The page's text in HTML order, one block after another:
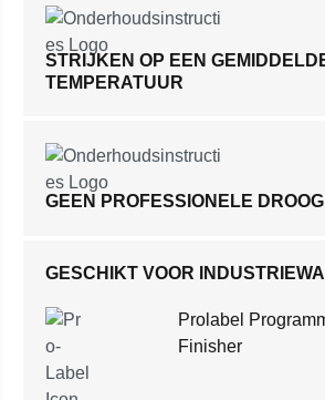
STRIJKEN OP EEN
TEMPERATUUR
GEEN PROFESSIONELE
GESCHIKT VOOR
Prolabel
Finisher